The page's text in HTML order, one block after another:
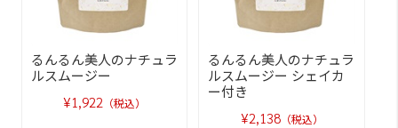
るんるん美人のナチュラ
ルスムージー
¥1,922 （税込）
るんるん美人のナチュラ
ルスムージー シェイカ
ー付き
¥2,138（税込）